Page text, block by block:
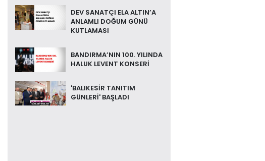
DEV SANATÇI ELA ALTIN’A
ANLAMLI DOĞUM GÜNÜ
KUTLAMASI
BANDIRMA’NIN 100. YILINDA
HALUK LEVENT KONSERİ
'BALIKESİR TANITIM
GÜNLERİ' BAŞLADI